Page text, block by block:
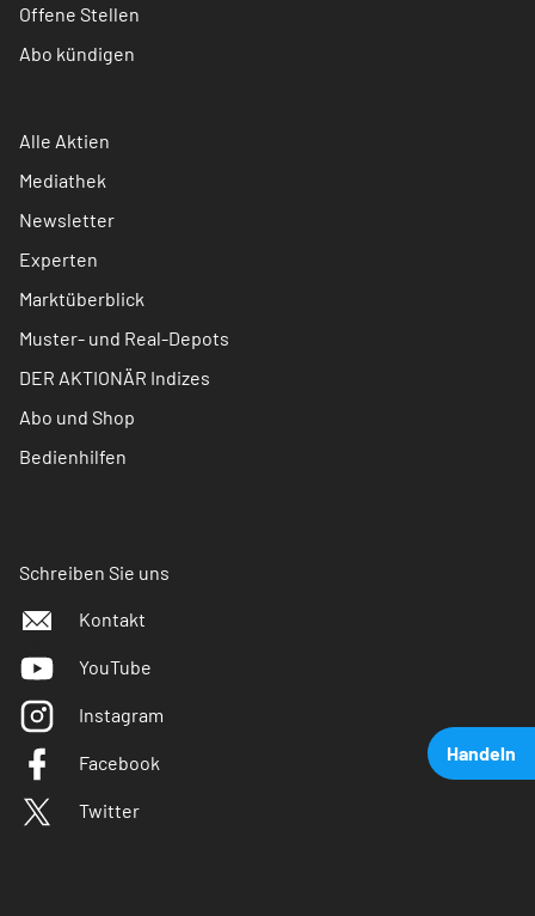
Handeln
Offene Stellen
Abo kündigen
Alle Aktien
Mediathek
Newsletter
Experten
Marktüberblick
Muster- und Real-Depots
DER AKTIONÄR Indizes
Abo und Shop
Bedienhilfen
Schreiben Sie uns
Kontakt
YouTube
Instagram
Facebook
Twitter